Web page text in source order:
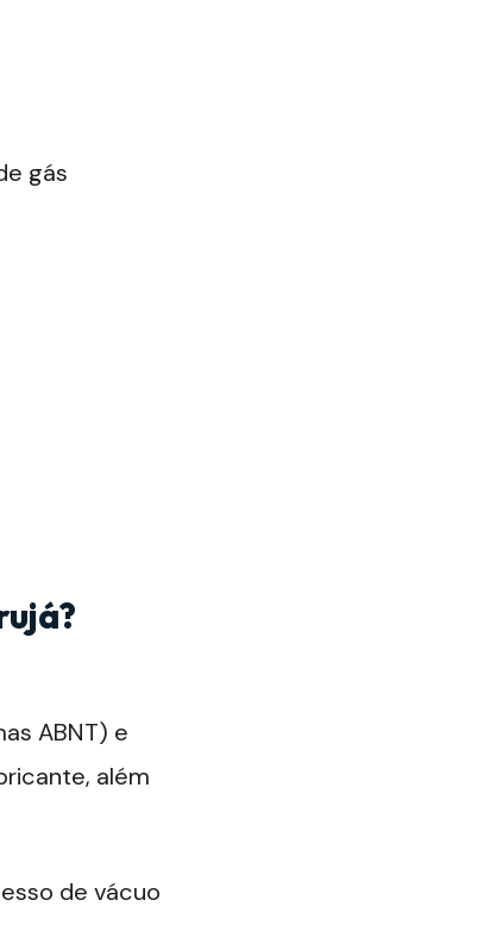
gás
ABNT) e
além
de vácuo